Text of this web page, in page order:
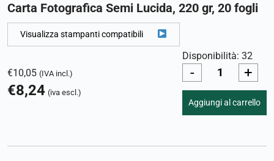
Carta Fotografica Semi Lucida, 220 gr, 20 fogli
Visualizza stampanti compatibili
€10,05 (IVA incl.)
€8,24 (iva escl.)
Disponibilità: 32
- +
Aggiungi al carrello